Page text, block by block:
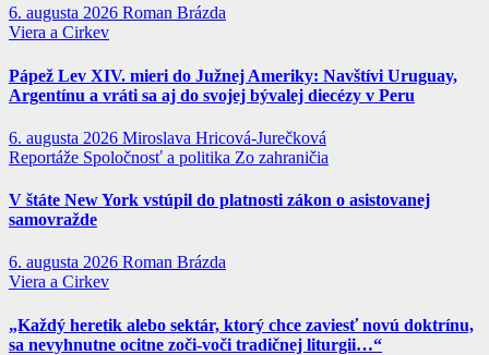
6. augusta 2026 Roman Brázda
Viera a Cirkev
Pápež Lev XIV. mieri do Južnej Ameriky: Navštívi Uruguay,
Argentínu a vráti sa aj do svojej bývalej diecézy v Peru
6. augusta 2026 Miroslava Hricová-Jurečková
Reportáže Spoločnosť a politika Zo zahraničia
V štáte New York vstúpil do platnosti zákon o asistovanej
samovražde
6. augusta 2026 Roman Brázda
Viera a Cirkev
„Každý heretik alebo sektár, ktorý chce zaviesť novú doktrínu,
sa nevyhnutne ocitne zoči-voči tradičnej liturgii…“